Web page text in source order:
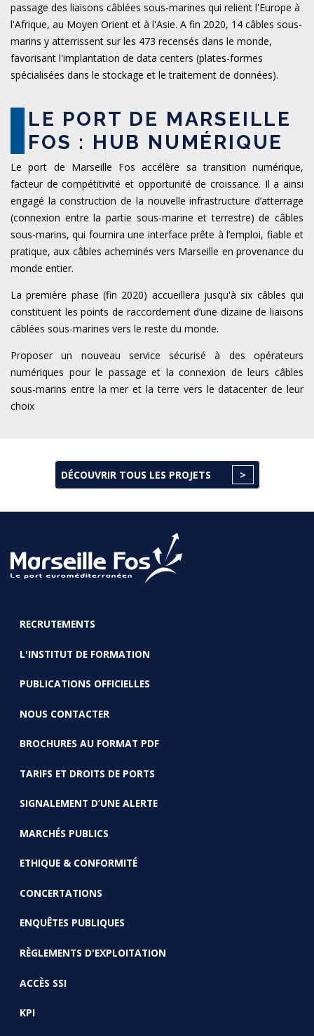
passage des liaisons câblées sous-marines qui relient l'Europe à
l'Afrique, au Moyen Orient et à l'Asie. A fin 2020, 14 câbles sous-
marins y atterrissent sur les 473 recensés dans le monde,
favorisant l'implantation de data centers (plates-formes
spécialisées dans le stockage et le traitement de données).
LE PORT DE MARSEILLE
FOS : HUB NUMÉRIQUE
Le port de Marseille Fos accélère sa transition numérique,
facteur de compétitivité et opportunité de croissance. Il a ainsi
engagé la construction de la nouvelle infrastructure d’atterrage
(connexion entre la partie sous-marine et terrestre) de câbles
sous-marins, qui fournira une interface prête à l’emploi, fiable et
pratique, aux câbles acheminés vers Marseille en provenance du
monde entier.
La première phase (fin 2020) accueillera jusqu'à six câbles qui
constituent les points de raccordement d’une dizaine de liaisons
câblées sous-marines vers le reste du monde.
Proposer un nouveau service sécurisé à des opérateurs
numériques pour le passage et la connexion de leurs câbles
sous-marins entre la mer et la terre vers le datacenter de leur
choix
DÉCOUVRIR TOUS LES PROJETS
FOOTER
RECRUTEMENTS
L'INSTITUT DE FORMATION
PUBLICATIONS OFFICIELLES
NOUS CONTACTER
BROCHURES AU FORMAT PDF
TARIFS ET DROITS DE PORTS
SIGNALEMENT D’UNE ALERTE
MARCHÉS PUBLICS
ETHIQUE & CONFORMITÉ
CONCERTATIONS
ENQUÊTES PUBLIQUES
RÈGLEMENTS D'EXPLOITATION
ACCÈS SSI
KPI